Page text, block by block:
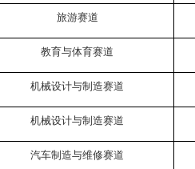
旅游赛道
教育与体育赛道
机械设计与制造赛道
机械设计与制造赛道
汽车制造与维修赛道